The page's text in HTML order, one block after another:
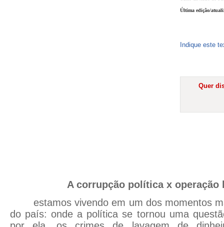
Última edição/
Indique este
Quer
A corrupção política x operação
estamos vivendo em um dos momentos
do país: onde a política se tornou uma